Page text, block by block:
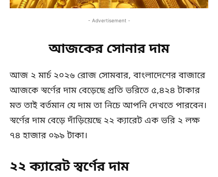
- Advertisement -
আজকের সোনার দাম
আজ ২ মার্চ ২০২৬ রোজ সোমবার, বাংলাদেশের বাজারে
আজকে স্বর্ণের দাম বেড়েছে প্রতি ভরিতে ৫,৪২৪ টাকার
মত তাই বর্তমান যে দাম তা নিচে আপনি দেখতে পারবেন।
স্বর্ণের দাম বেড়ে দাঁড়িয়েছে ২২ ক্যারেট এক ভরি ২ লক্ষ
৭৪ হাজার ০৯৯ টাকা।
২২ ক্যারেট স্বর্ণের দাম